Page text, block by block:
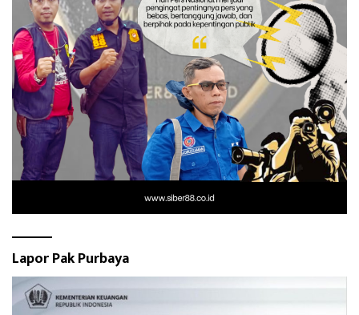
Lapor Pak Purbaya